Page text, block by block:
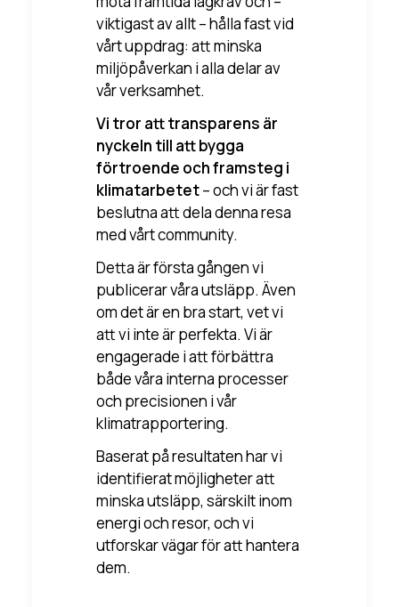
viktigast av allt – hålla fast vid
vårt uppdrag: att minska
miljöpåverkan i alla delar av
vår verksamhet.
Vi tror att transparens är
nyckeln till att bygga
förtroende och framsteg i
klimatarbetet– och vi är fast
beslutna att dela denna resa
med vårt community.
Detta är första gången vi
publicerar våra utsläpp. Även
om det är en bra start, vet vi
att vi inte är perfekta. Vi är
engagerade i att förbättra
både våra interna processer
och precisionen i vår
klimatrapportering.
Baserat på resultaten har vi
identifierat möjligheter att
minska utsläpp, särskilt inom
energi och resor, och vi
utforskar vägar för att hantera
dem.